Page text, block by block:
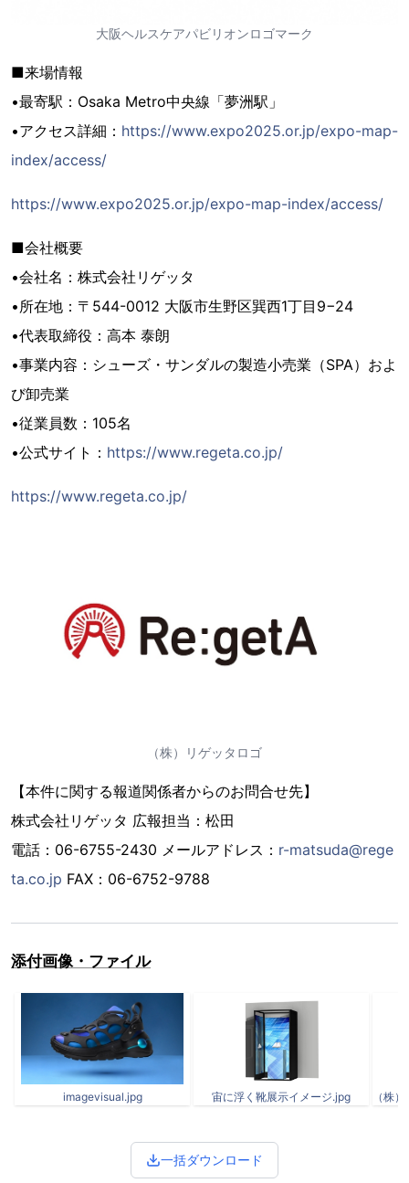
大阪ヘルスケアパビリオンロゴマーク
■来場情報
•最寄駅：Osaka Metro中央線「夢洲駅」
•アクセス詳細： https://www.expo2025.or.jp/expo-map-
index/access/
https://www.expo2025.or.jp/expo-map-index/access/
■会社概要
•会社名：株式会社リゲッタ
•所在地：〒544-0012 大阪市生野区巽西1丁目9−24
•代表取締役：高本 泰朗
•事業内容：シューズ・サンダルの製造小売業（SPA）およ
び卸売業
•従業員数：105名
•公式サイト： https://www.regeta.co.jp/
https://www.regeta.co.jp/
（株）リゲッタロゴ
【本件に関する報道関係者からのお問合せ先】
株式会社リゲッタ 広報担当：松田
電話：06-6755-2430 メールアドレス： r-matsuda@rege
ta.co.jp FAX：06-6752-9788
添付画像・ファイル
imagevisual.jpg 宙に浮く靴展示イメージ.jpg
一括ダウンロード